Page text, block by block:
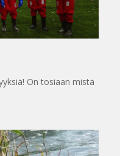
On tosiaan mistä